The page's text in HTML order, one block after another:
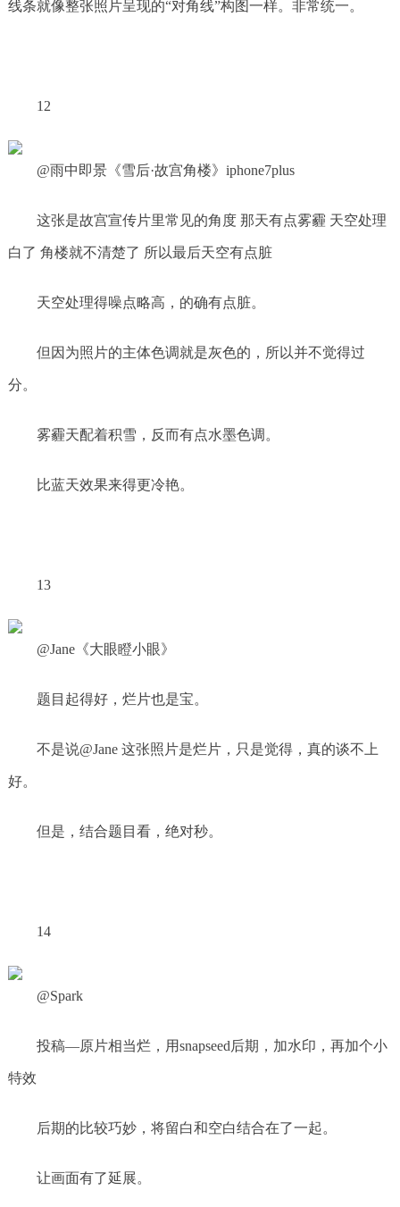
线条就像整张照片呈现的“对角线”构图一样。非常统一。
12
@雨中即景《雪后·故宫角楼》iphone7plus
这张是故宫宣传片里常见的角度 那天有点雾霾 天空处理
白了 角楼就不清楚了 所以最后天空有点脏
天空处理得噪点略高，的确有点脏。
但因为照片的主体色调就是灰色的，所以并不觉得过
分。
雾霾天配着积雪，反而有点水墨色调。
比蓝天效果来得更冷艳。
13
@Jane《大眼瞪小眼》
题目起得好，烂片也是宝。
不是说@Jane 这张照片是烂片，只是觉得，真的谈不上
好。
但是，结合题目看，绝对秒。
14
@Spark
投稿—原片相当烂，用snapseed后期，加水印，再加个小
特效
后期的比较巧妙，将留白和空白结合在了一起。
让画面有了延展。